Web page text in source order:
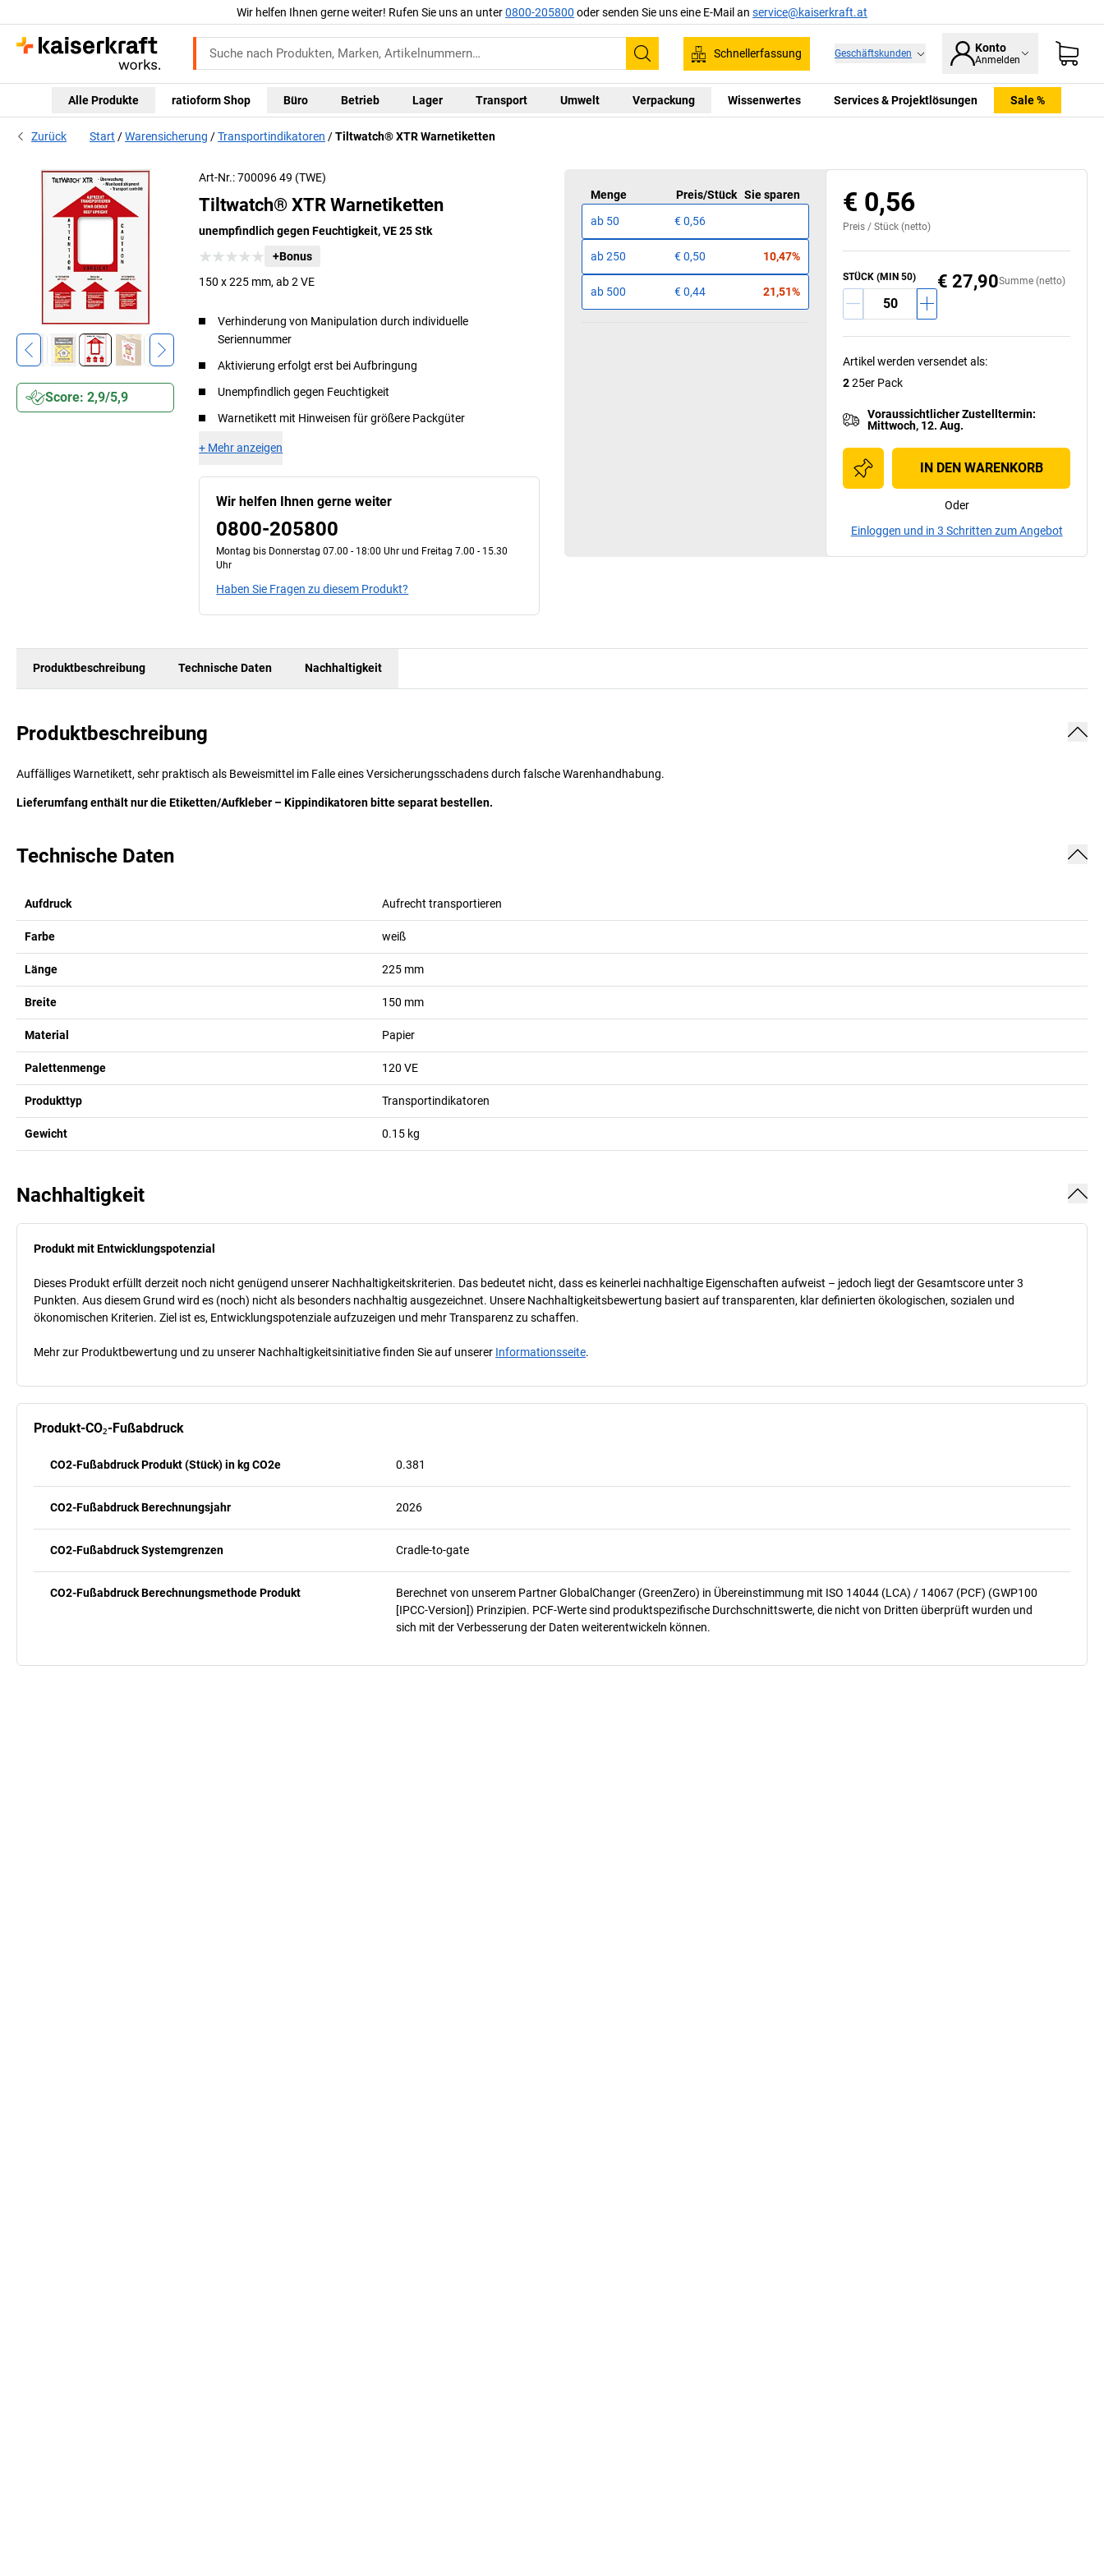
Wir helfen Ihnen gerne weiter! Rufen Sie uns an unter0800-205800 oder senden Sie uns eine E-Mail an service@kaiserkraft.at
Suchen
Schnellerfassung Geschäftskunden Konto
Anmelden
Alle Produkte ratioform Shop Büro Betrieb Lager Transport Umwelt Verpackung Wissenwertes Services & Projektlösungen Sale %
Zurück Start Warensicherung Transportindikatoren Tiltwatch® XTR Warnetiketten
Score: 2,9/5,9
Art-Nr.: 700096 49 (TWE)
Tiltwatch® XTR Warnetiketten
unempfindlich gegen Feuchtigkeit, VE 25 Stk
+Bonus
150 x 225 mm, ab 2 VE
Verhinderung von Manipulation durch individuelle
Seriennummer
Aktivierung erfolgt erst bei Aufbringung
Unempfindlich gegen Feuchtigkeit
Warnetikett mit Hinweisen für größere Packgüter
+ Mehr anzeigen
Wir helfen Ihnen gerne weiter
0800-205800
Montag bis Donnerstag 07.00 - 18:00 Uhr und Freitag 7.00 - 15.30
Uhr
Haben Sie Fragen zu diesem Produkt?
Menge Preis/Stück Sie sparen
ab 50 € 0,56
ab250 € 0,50 10,47%
ab 500 € 0,44 21,51%
€ 0,56
Preis /Stück (netto)
STÜCK (MIN 50) Summe (netto)
€ 27,90
Artikel werden versendet als:
2 25er Pack
Voraussichtlicher Zustelltermin:
Mittwoch, 12. Aug.
IN DEN WARENKORB
Oder
Einloggen und in 3 Schritten zum Angebot
Produktbeschreibung Technische Daten Nachhaltigkeit
Produktbeschreibung
Auffälliges Warnetikett, sehr praktisch als Beweismittel im Falle eines Versicherungsschadens durch falsche Warenhandhabung.
Lieferumfang enthält nur die Etiketten/Aufkleber – Kippindikatoren bitte separat bestellen.
Technische Daten
Aufdruck Aufrecht transportieren
Farbe weiß
Länge 225 mm
Breite 150 mm
Material Papier
Palettenmenge 120 VE
Produkttyp Transportindikatoren
Gewicht 0.15 kg
Nachhaltigkeit
Produkt mit Entwicklungspotenzial
Dieses Produkt erfüllt derzeit noch nicht genügend unserer Nachhaltigkeitskriterien. Das bedeutet nicht, dass es keinerlei nachhaltige Eigenschaften aufweist – jedoch liegt der Gesamtscore unter 3
Punkten. Aus diesem Grund wird es (noch) nicht als besonders nachhaltig ausgezeichnet. Unsere Nachhaltigkeitsbewertung basiert auf transparenten, klar definierten ökologischen, sozialen und
ökonomischen Kriterien. Ziel ist es, Entwicklungspotenziale aufzuzeigen und mehr Transparenz zu schaffen.
Mehr zur Produktbewertung und zu unserer Nachhaltigkeitsinitiative finden Sie auf unserer Informationsseite.
Produkt-CO₂-Fußabdruck
CO2-Fußabdruck Produkt (Stück) in kg CO2e 0.381
CO2-Fußabdruck Berechnungsjahr 2026
CO2-Fußabdruck Systemgrenzen Cradle-to-gate
CO2-Fußabdruck Berechnungsmethode Produkt
Berechnet von unserem Partner GlobalChanger (GreenZero) in Übereinstimmung mit ISO 14044 (LCA) / 14067 (PCF) (GWP100
[IPCC-Version]) Prinzipien. PCF-Werte sind produktspezifische Durchschnittswerte, die nicht von Dritten überprüft wurden und
sich mit der Verbesserung der Daten weiterentwickeln können.